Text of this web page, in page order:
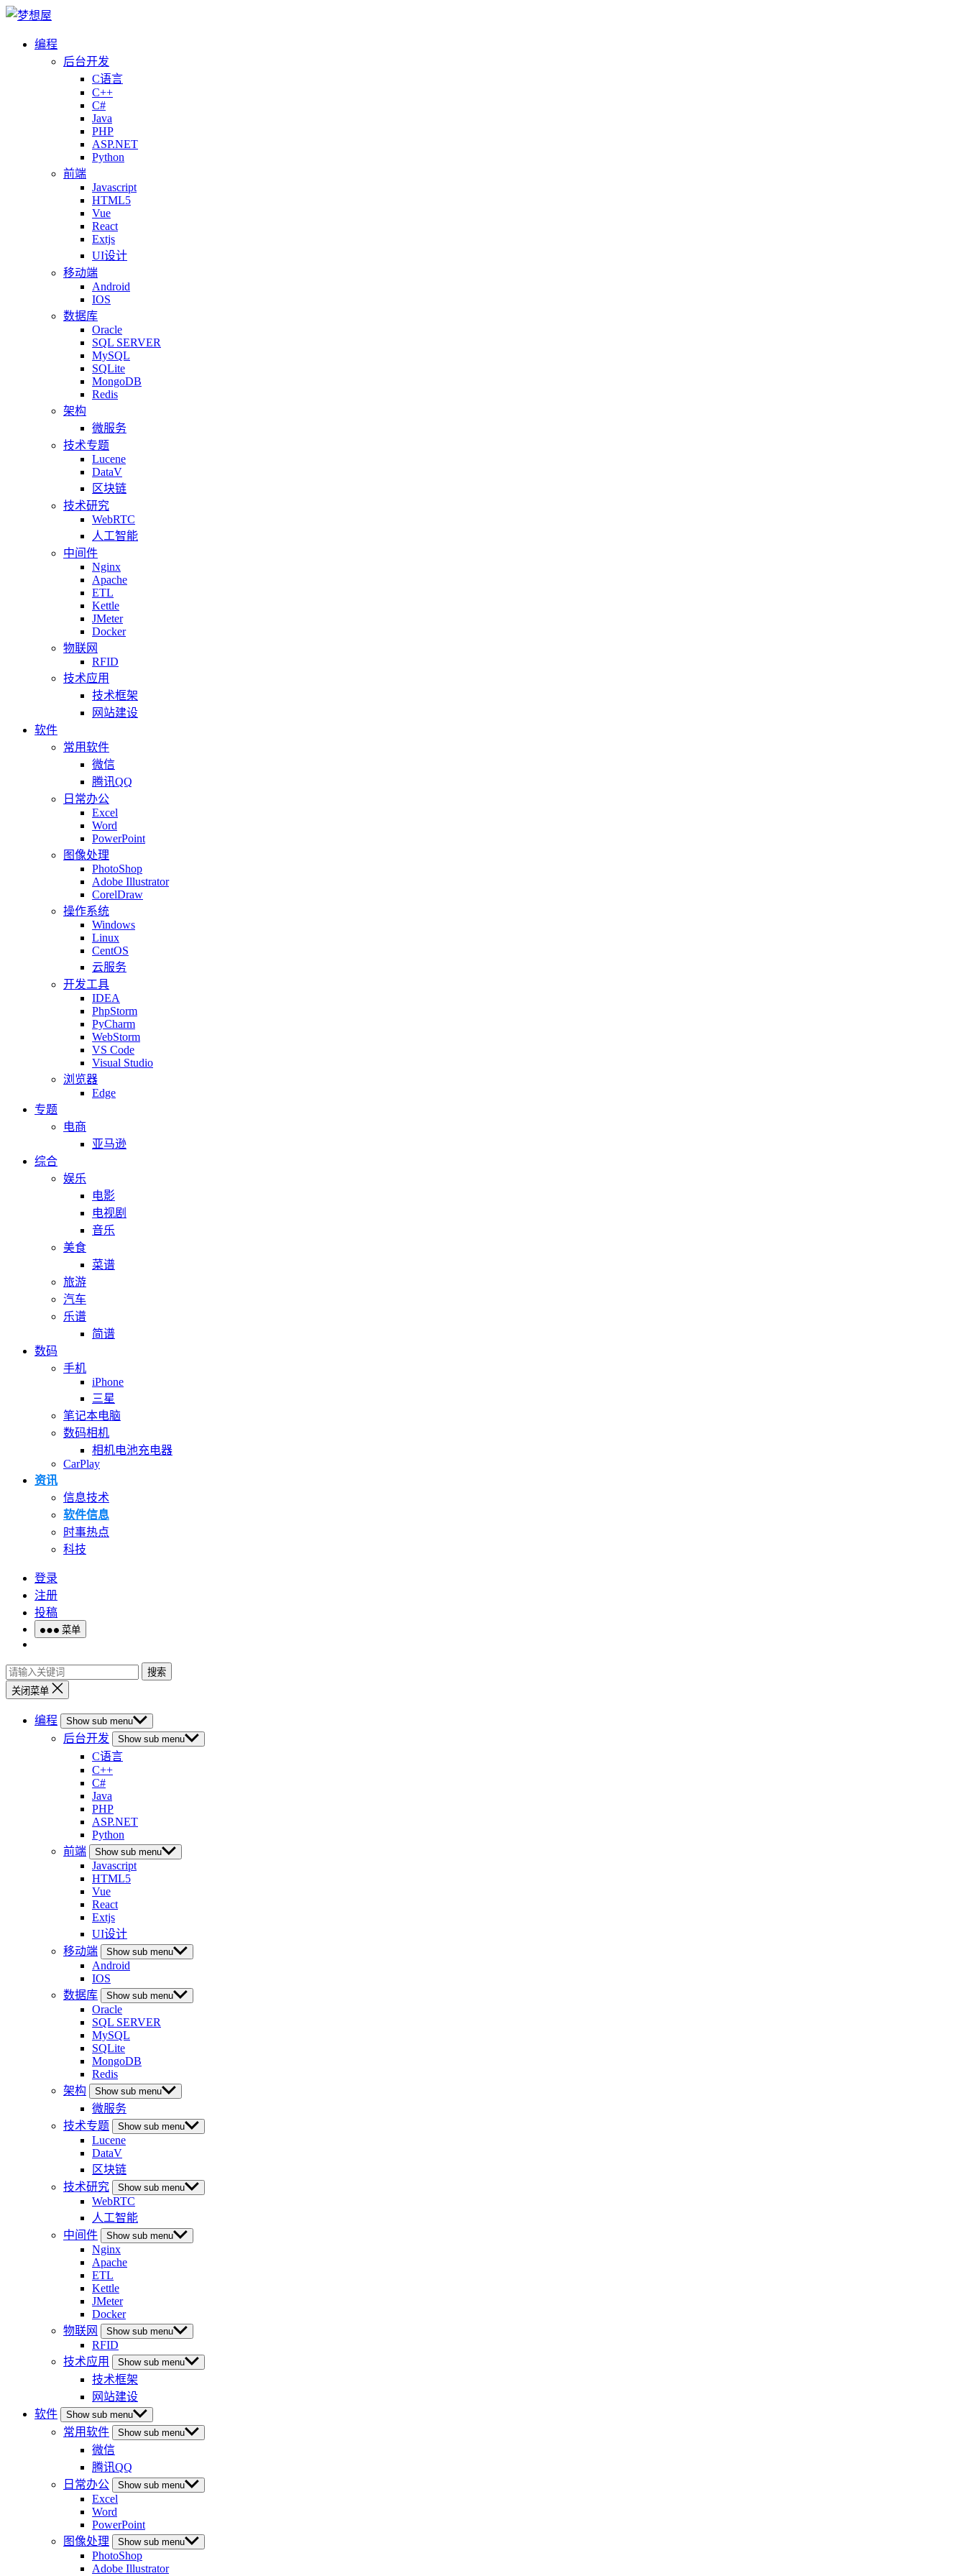
编程
后台开发
C语言
C++
C#
Java
PHP
ASP.NET
Python
前端
Javascript
HTML5
Vue
React
Extjs
UI设计
移动端
Android
IOS
数据库
Oracle
SQL SERVER
MySQL
SQLite
MongoDB
Redis
架构
微服务
技术专题
Lucene
DataV
区块链
技术研究
WebRTC
人工智能
中间件
Nginx
Apache
ETL
Kettle
JMeter
Docker
物联网
RFID
技术应用
技术框架
网站建设
软件
常用软件
微信
腾讯QQ
日常办公
Excel
Word
PowerPoint
图像处理
PhotoShop
Adobe Illustrator
CorelDraw
操作系统
Windows
Linux
CentOS
云服务
开发工具
IDEA
PhpStorm
PyCharm
WebStorm
VS Code
Visual Studio
浏览器
Edge
专题
电商
亚马逊
综合
娱乐
电影
电视剧
音乐
美食
菜谱
旅游
汽车
乐谱
简谱
数码
手机
iPhone
三星
笔记本电脑
数码相机
相机电池充电器
CarPlay
资讯
信息技术
软件信息
时事热点
科技
登录
注册
投稿
菜单
搜索
关闭菜单
编程 Show sub menu
后台开发 Show sub menu
C语言
C++
C#
Java
PHP
ASP.NET
Python
前端
Show sub menu
Javascript
HTML5
Vue
React
Extjs
UI设计
移动端
Show sub menu
Android
IOS
数据库
Show sub menu
Oracle
SQL SERVER
MySQL
SQLite
MongoDB
Redis
架构
Show sub menu
微服务
技术专题
Show sub menu
Lucene
DataV
区块链
技术研究
Show sub menu
WebRTC
人工智能
中间件
Show sub menu
Nginx
Apache
ETL
Kettle
JMeter
Docker
物联网
Show sub menu
RFID
技术应用
Show sub menu
技术框架
网站建设
软件
Show sub menu
常用软件 Show sub menu
微信
腾讯QQ
日常办公
Show sub menu
Excel
Word
PowerPoint
图像处理
Show sub menu
PhotoShop
Adobe Illustrator